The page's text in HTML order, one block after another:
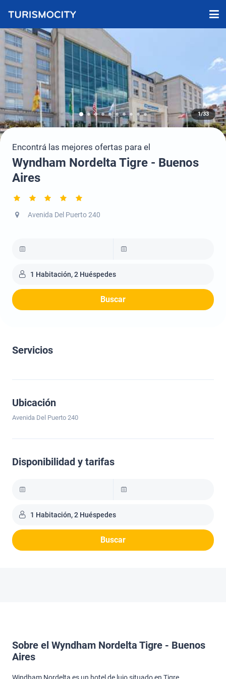
1/33
Encontrá las mejores ofertas para el
Wyndham Nordelta Tigre - Buenos
Aires
Avenida Del Puerto 240
1 Habitación, 2 Huéspedes
Buscar
Servicios
Ubicación
Avenida Del Puerto 240
Disponibilidad y tarifas
1 Habitación, 2 Huéspedes
Buscar
Sobre el Wyndham Nordelta Tigre - Buenos
Aires